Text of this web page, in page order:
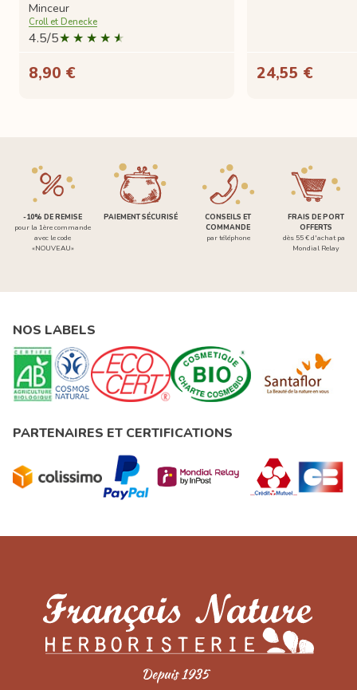
Minceur
Croll et Denecke
4.5/5
8,90 € 24,55 €
-10% DE REMISE
pour la 1ère commande
avec le code
«NOUVEAU»
PAIEMENT SÉCURISÉ
CONSEILS ET
COMMANDE
par téléphone
FRAIS DE PORT
OFFERTS
dès 55 € d'achat par
Mondial Relay
NOS LABELS
PARTENAIRES ET CERTIFICATIONS